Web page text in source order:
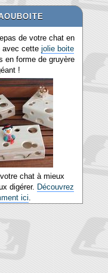
de votre chat en
avec cette jolie boite
en forme de gruyère
!
chat à mieux
digérer. Découvrez
ici.